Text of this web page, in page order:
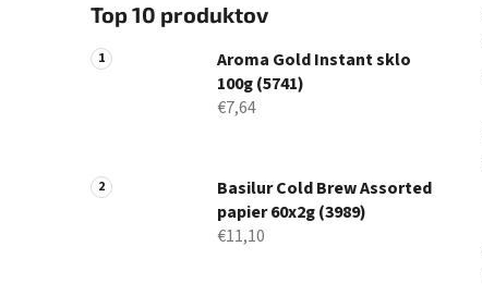
Top 10 produktov
Aroma Gold Instant sklo
100g (5741)
€7,64
Basilur Cold Brew Assorted
papier 60x2g (3989)
€11,10